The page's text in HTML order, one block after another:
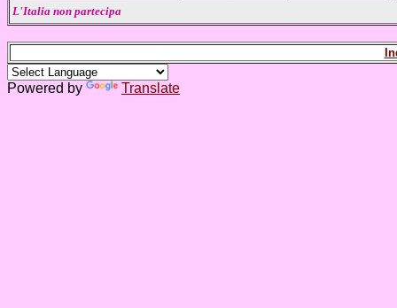
L'Italia non partecipa
Powered by Translate